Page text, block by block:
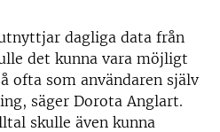
dagliga data från
det kunna vara möjligt
ofta som användaren själv
säger Dorota Anglart.
skulle även kunna